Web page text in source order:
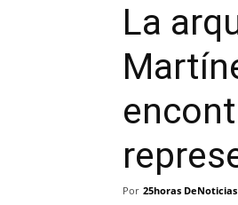
La
Por 25horas DeNoticias